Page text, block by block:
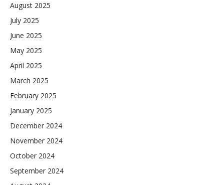
August 2025
July 2025
June 2025
May 2025
April 2025
March 2025
February 2025
January 2025
December 2024
November 2024
October 2024
September 2024